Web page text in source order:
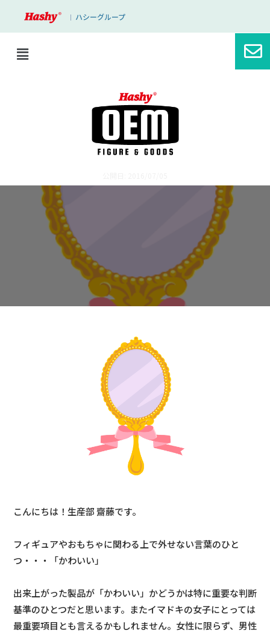
｜ ハシーグループ
ブログ
単にかわいいだけじゃない、「ゆめかわ
いい」が旬！
こんにちは！生産部 齋藤です。
フィギュアやおもちゃに関わる上で外せない言葉のひと
つ・・・「かわいい」
出来上がった製品が「かわいい」かどうかは特に重要な判断
基準のひとつだと思います。またイマドキの女子にとっては
最重要項目とも言えるかもしれません。女性に限らず、男性